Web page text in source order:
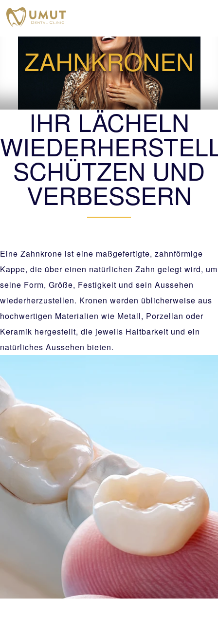
ZAHNKRONEN
IHR LÄCHELN
SCHÜTZEN UND
VERBESSERN
Eine Zahnkrone ist eine maßgefertigte, zahnförmige
Kappe, die über einen natürlichen Zahn gelegt wird, um
seine Form, Größe, Festigkeit und sein Aussehen
wiederherzustellen. Kronen werden üblicherweise aus
hochwertigen Materialien wie Metall, Porzellan oder
Keramik hergestellt, die jeweils Haltbarkeit und ein
natürliches Aussehen bieten.